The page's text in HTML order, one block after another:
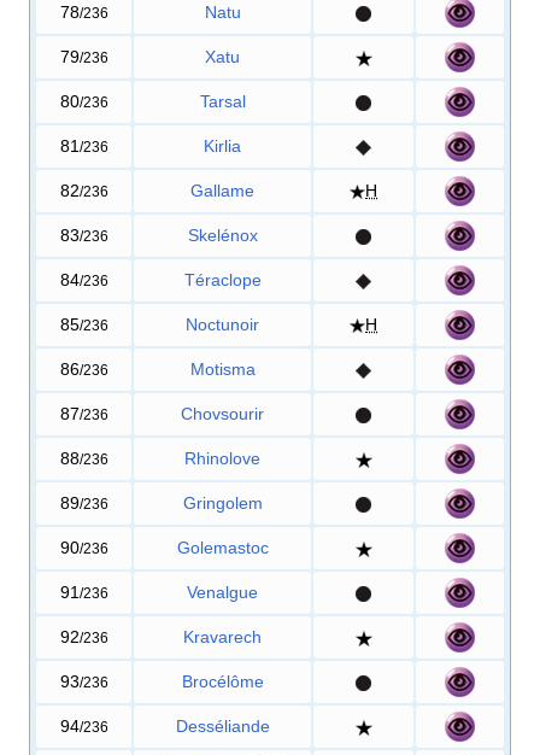
78/236 Natu
79/236 Xatu
80/236 Tarsal
81 /236 Kirlia
82/236 Gallame H
83/236 Skelénox
84/236 Téraclope
85/236 Noctunoir H
86/236 Motisma
87/236 Chovsourir
88/236 Rhinolove
89/236 Gringolem
90/236 Golemastoc
91 /236 Venalgue
92/236 Kravarech
93/236 Brocélôme
94/236 Desséliande